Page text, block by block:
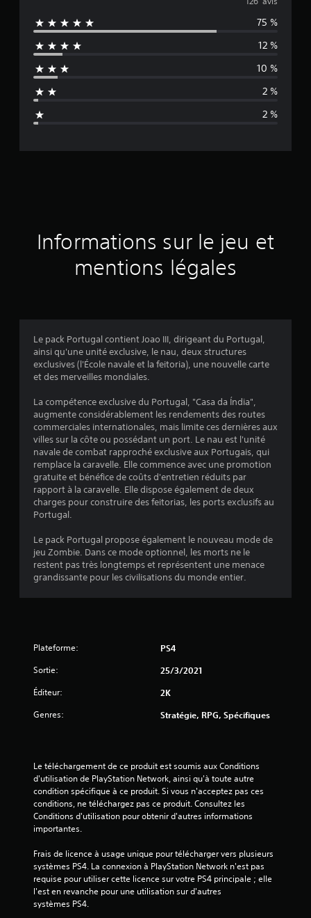
y
e
n
n
d
a
s
:
.
5
5
t
o
i
u
5
(
2
6
75 %
12 %
10 %
2 %
2 %
Informations sur le jeu et
mentions légales
Le pack Portugal contient Joao III, dirigeant du Portugal,
ainsi qu'une unité exclusive, le nau, deux structures
exclusives (l'École navale et la feitoria), une nouvelle carte
et des merveilles mondiales.
La compétence exclusive du Portugal, "Casa da Índia",
augmente considérablement les rendements des routes
commerciales internationales, mais limite ces dernières aux
villes sur la côte ou possédant un port. Le nau est l'unité
navale de combat rapproché exclusive aux Portugais, qui
remplace la caravelle. Elle commence avec une promotion
gratuite et bénéfice de coûts d'entretien réduits par
rapport à la caravelle. Elle dispose également de deux
charges pour construire des feitorias, les ports exclusifs au
Portugal.
Le pack Portugal propose également le nouveau mode de
jeu Zombie. Dans ce mode optionnel, les morts ne le
restent pas très longtemps et représentent une menace
grandissante pour les civilisations du monde entier.
Plateforme: PS4
Sortie: 25/3/2021
Éditeur: 2K
Genres: Stratégie, RPG, Spécifiques
Le téléchargement de ce produit est soumis aux Conditions
d'utilisation de PlayStation Network, ainsi qu'à toute autre
condition spécifique à ce produit. Si vous n'acceptez pas ces
conditions, ne téléchargez pas ce produit. Consultez les
Conditions d'utilisation pour obtenir d'autres informations
importantes.
Frais de licence à usage unique pour télécharger vers plusieurs
systèmes PS4. La connexion à PlayStation Network n'est pas
requise pour utiliser cette licence sur votre PS4 principale ; elle
l'est en revanche pour une utilisation sur d'autres
systèmes PS4.